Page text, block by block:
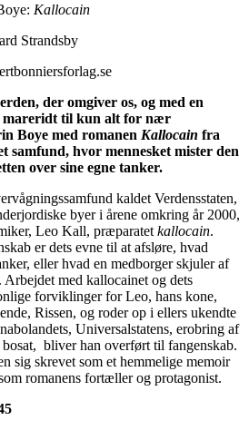
Kallocain
Strandsby
der omgiver os, og med en
mareridt til kun alt for nær
Boye med romanen Kallocain fra
samfund, hvor mennesket mister den
over sine egne tanker.
kaldet Verdensstaten,
byer i årene omkring år 2000,
Leo Kall, præparatet kallocain.
er dets evne til at afsløre, hvad
eller hvad en medborger skjuler af
med kallocainet og dets
forviklinger for Leo, hans kone,
Rissen, og roder op i ellers ukendte
Universalstatens, erobring af
bliver han overført til fangenskab.
sig skrevet som et hemmelige memoir
romanens fortæller og protagonist.